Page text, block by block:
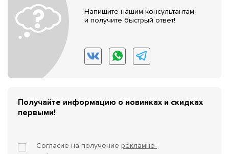
Напишите нашим консультантам
и получите быстрый ответ!
Получайте информацию о новинках и скидках
первыми!
Согласие на получение рекламно-